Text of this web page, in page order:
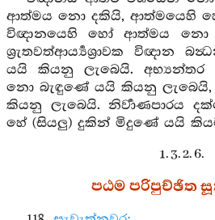
ආත්මය නො දකියි, ආත්මයෙහි
විඥානයෙහි හෝ ආත්මය නො
ශ්‍රැතවත්ආර්‍ය්‍යශ්‍රාවක විඥාන
යයි කියනු ලැබෙයි. අභ්‍යන්තර
නො බැඳුණේ යයි කියනු
කියනු ලැබෙයි. නිර්‍වාණපාරය
හේ (සියලු) දුකින් මිදුණේ යයි
1. 3. 2. 6.
පඨම පරිපුච්ඡිත